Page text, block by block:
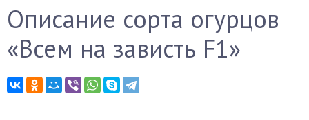
Описание сорта огурцов
«Всем на зависть F1»